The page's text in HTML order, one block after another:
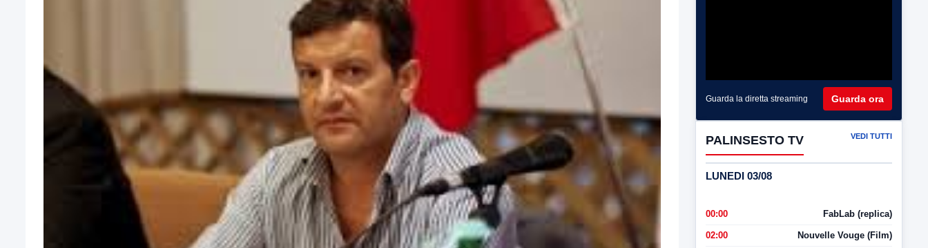
Guarda la diretta streaming Guarda ora
PALINSESTO TV VEDI TUTTI
LUNEDI 03/08
00:00 FabLab (replica)
02:00 Nouvelle Vouge (Film)